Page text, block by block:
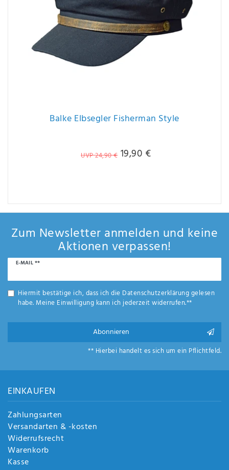
Balke Elbsegler Fisherman Style
UVP 24,90 € 19,90 €
Zum Newsletter anmelden und keine
Aktionen verpassen!
E-MAIL **
Newsletter
Hiermit bestätige ich, dass ich die Daten­schutz­erklärunggelesen
habe. Meine Einwilligung kann ich jederzeit widerrufen.**
Abonnieren
** Hierbei handelt es sich um ein Pflichtfeld.
EINKAUFEN
Zahlungsarten
Versandarten & -kosten
Widerrufsrecht
Warenkorb
Kasse